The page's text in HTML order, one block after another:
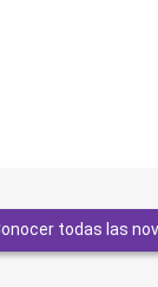
todas las